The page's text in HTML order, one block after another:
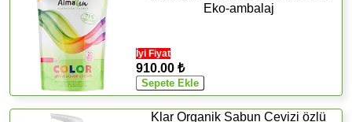
Eko-ambalaj
İyi Fiyat
910.00 ₺
Klar Organik Sabun Cevizi özlü